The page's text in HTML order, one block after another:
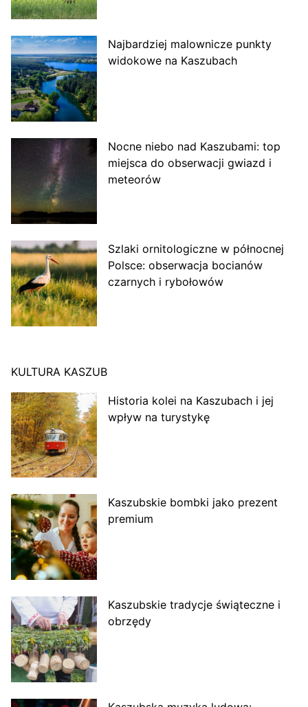
Najbardziej malownicze punkty
widokowe na Kaszubach
Nocne niebo nad Kaszubami: top
miejsca do obserwacji gwiazd i
meteorów
Szlaki ornitologiczne w północnej
Polsce: obserwacja bocianów
czarnych i rybołowów
KULTURA KASZUB
Historia kolei na Kaszubach i jej
wpływ na turystykę
Kaszubskie bombki jako prezent
premium
Kaszubskie tradycje świąteczne i
obrzędy